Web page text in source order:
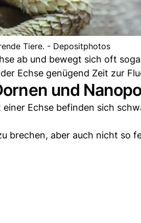
Tiere. - Depositphotos
ab und bewegt sich oft
Echse genügend Zeit zur
und
Echse befinden sich
brechen, aber auch nicht so